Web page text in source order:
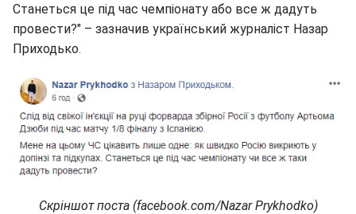
Станеться це під час чемпіонату або все ж дадуть
провести?" – зазначив український журналіст Назар
Приходько.
Скріншот поста (facebook.com/Nazar Prykhodko)